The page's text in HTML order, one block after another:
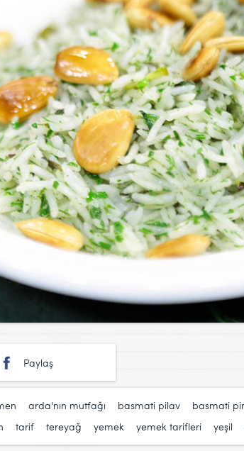
Paylaş
arda'nın mutfağı basmati pilav basmati
tarif tereyağ yemek yemek tarifleri yeşil